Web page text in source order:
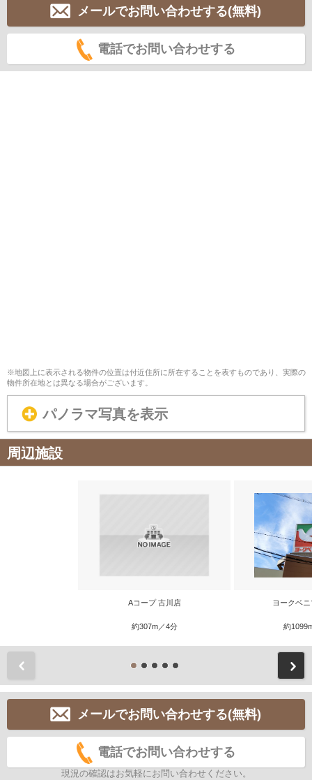
メールでお問い合わせする(無料)
電話でお問い合わせする
※地図上に表示される物件の位置は付近住所に所在することを表すものであり、実際の
物件所在地とは異なる場合がございます。
パノラマ写真を表示
周辺施設
Aコープ 古川店
約307m／4分
ヨークベ
約
メールでお問い合わせする(無料)
電話でお問い合わせする
現況の確認はお気軽にお問い合わせください。